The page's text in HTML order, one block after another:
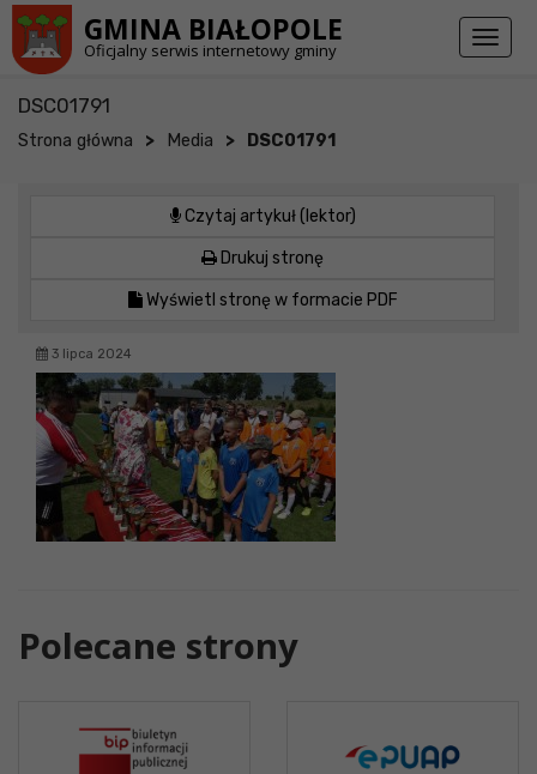
GMINA BIAŁOPOLE
Oficjalny serwis internetowy gminy
Toggle
DSC01791
Strona główna > Media > DSC01791
Czytaj artykuł (lektor)
Drukuj stronę
Wyświetl stronę w formacie PDF
3 lipca 2024
Polecane strony